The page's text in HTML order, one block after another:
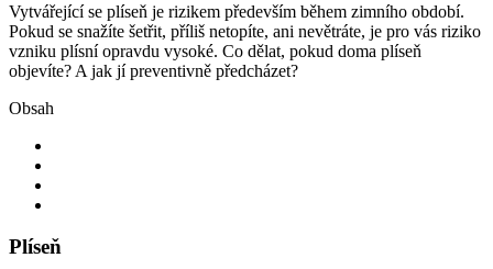
Vytvářející se plíseň je rizikem především během zimního období.
Pokud se snažíte šetřit, příliš netopíte, ani nevětráte, je pro vás riziko
vzniku plísní opravdu vysoké. Co dělat, pokud doma plíseň
objevíte? A jak jí preventivně předcházet?
Obsah
Plíseň